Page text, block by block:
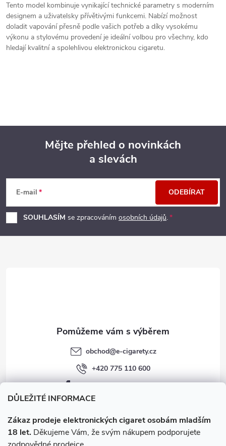
DŮLEŽITÉ INFORMACE
Zákaz prodeje elektronických cigaret osobám mladším
18 let. Děkujeme Vám, že svým nákupem podporujete
Tento model kombinuje vynikající technické parametry s moderním
designem a uživatelsky přívětivými funkcemi. Nabízí možnost
doladit vapování přesně podle vašich potřeb a díky vysokému
výkonu a stylovému provedení je ideální volbou pro všechny, kdo
hledají kvalitní a spolehlivou elektronickou cigaretu.
p
a
Mějte přehled o novinkách
a slevách
E-mail
SOUHLASÍM se zpracováním osobních údajů.
ODEBÍRAT
obchod@e-cigarety.cz
+420 775 110 600